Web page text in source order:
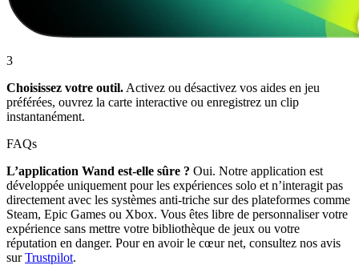
3
Choisissez votre outil. Activez ou désactivez vos aides en jeu
préférées, ouvrez la carte interactive ou enregistrez un clip
instantanément.
FAQs
L’application Wand est-elle sûre ? Oui. Notre application est
développée uniquement pour les expériences solo et n’interagit pas
directement avec les systèmes anti-triche sur des plateformes comme
Steam, Epic Games ou Xbox. Vous êtes libre de personnaliser votre
expérience sans mettre votre bibliothèque de jeux ou votre
réputation en danger. Pour en avoir le cœur net, consultez nos avis
surTrustpilot.